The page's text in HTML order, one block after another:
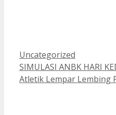
Kategori
Uncategorized
SIMULASI ANBK HARI
Atletik Lempar Lembing